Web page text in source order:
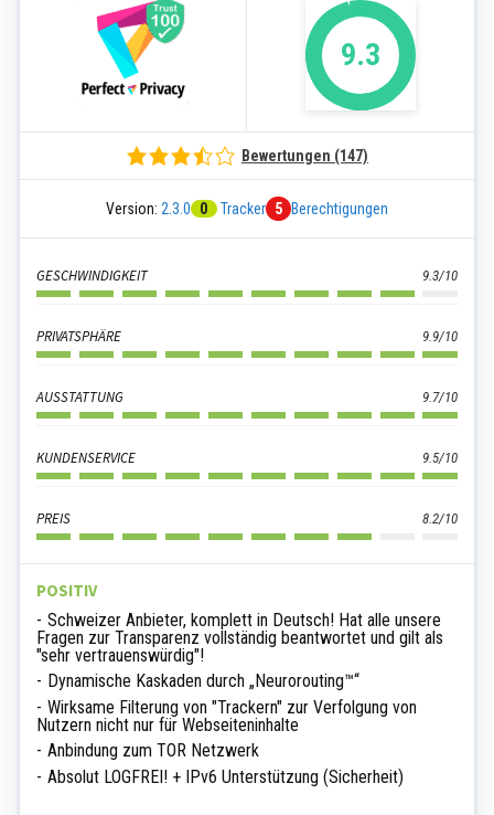
9.3
Bewertungen (147)
Version: 2.3.0 0 Tracker 5 Berechtigungen
GESCHWINDIGKEIT 9.3/10
PRIVATSPHÄRE 9.9/10
AUSSTATTUNG 9.7/10
KUNDENSERVICE 9.5/10
PREIS 8.2/10
POSITIV
Schweizer Anbieter, komplett in Deutsch! Hat alle unsere
Fragen zur Transparenz vollständig beantwortet und gilt als
"sehr vertrauenswürdig"!
Dynamische Kaskaden durch „Neurorouting™“
Wirksame Filterung von "Trackern" zur Verfolgung von
Nutzern nicht nur für Webseiteninhalte
Anbindung zum TOR Netzwerk
Absolut LOGFREI! + IPv6 Unterstützung (Sicherheit)